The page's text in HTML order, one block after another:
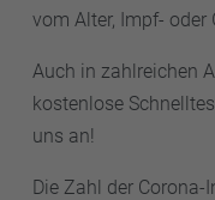
vom Alter, Impf- oder
Auch in zahlreichen
kostenlose
uns an!
Die Zahl der